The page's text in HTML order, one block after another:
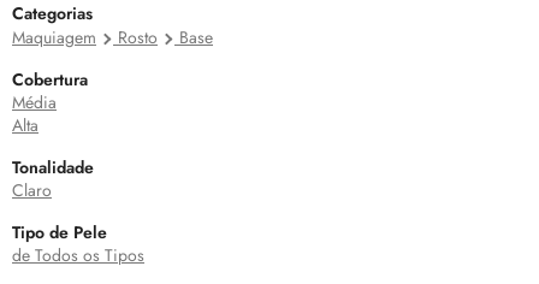
Categorias
Maquiagem
Rosto
Base
Cobertura
Média
Alta
Tonalidade
Claro
Tipo de Pele
de Todos os Tipos